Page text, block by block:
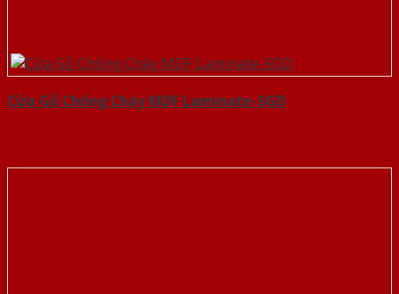
Cửa Gỗ Chống Cháy MDF Laminate-SGD